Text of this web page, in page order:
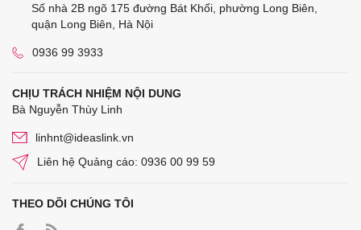
Số nhà 2B ngõ 175 đường Bát Khối, phường Long Biên,
quận Long Biên, Hà Nội
0936 99 3933
CHỊU TRÁCH NHIỆM NỘI DUNG
Bà Nguyễn Thùy Linh
linhnt@ideaslink.vn
Liên hệ Quảng cáo: 0936 00 99 59
THEO DÕI CHÚNG TÔI